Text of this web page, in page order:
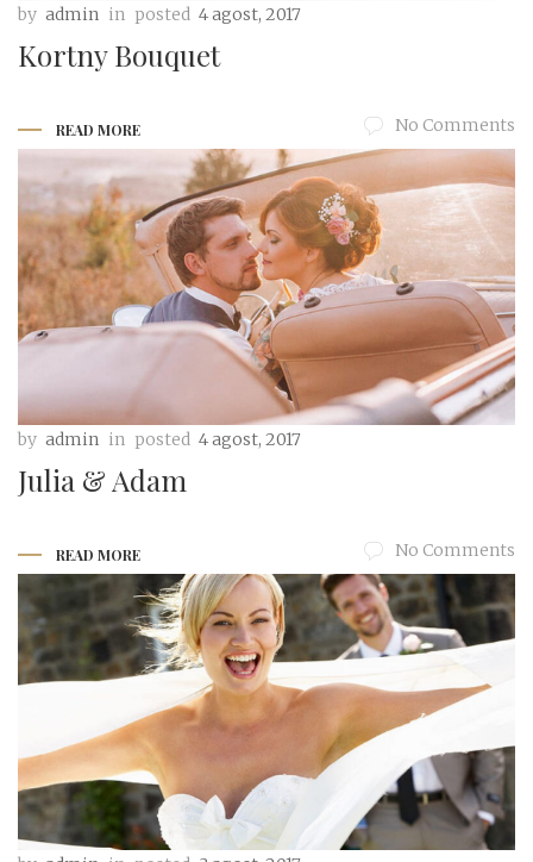
by admin in posted 4 agost, 2017
Kortny Bouquet
READ MORE No Comments
by admin in posted 4 agost, 2017
Julia & Adam
READ MORE No Comments